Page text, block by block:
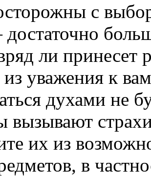
с
ли
из уважения к
духами не
вызывают
их из
в